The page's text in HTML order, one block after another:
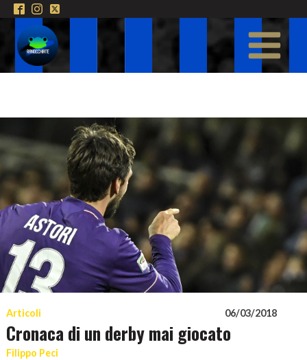
Articoli 06/03/2018
Cronaca di un derby mai giocato
Filippo Peci